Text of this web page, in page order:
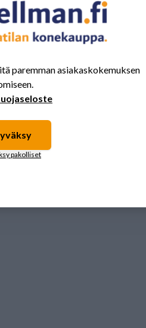
paremman asiakaskokemuksen
pakolliset